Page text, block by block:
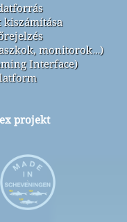
kiszámítása
monitorok…)
Interface)
projekt